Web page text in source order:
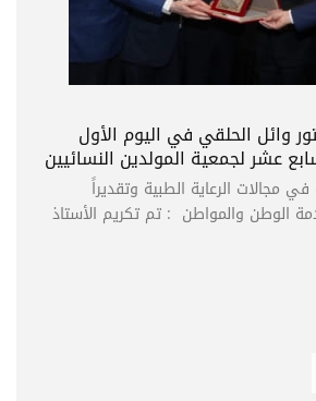
وائل الحلقي في اليوم الأول
عشر لجمعية المولدين النسائيين
مجالات الرعاية الطبية وتقديراً
الوطن والمواطن : تم تكريم الأستاذ